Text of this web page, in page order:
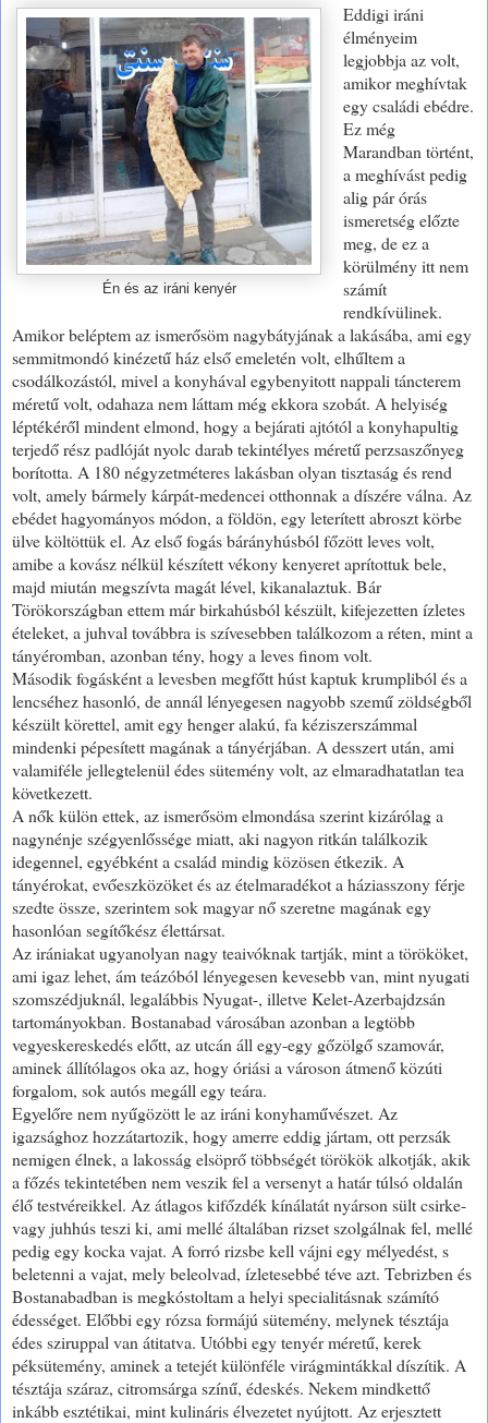
Én és az iráni kenyér
Eddigi iráni
élményeim
legjobbja az volt,
amikor meghívtak
egy családi ebédre.
Ez még
Marandban történt,
a meghívást pedig
alig pár órás
ismeretség előzte
meg, de ez a
körülmény itt nem
számít
rendkívülinek.
Amikor beléptem az ismerősöm nagybátyjának a lakásába, ami egy
semmitmondó kinézetű ház első emeletén volt, elhűltem a
csodálkozástól, mivel a konyhával egybenyitott nappali táncterem
méretű volt, odahaza nem láttam még ekkora szobát. A helyiség
léptékéről mindent elmond, hogy a bejárati ajtótól a konyhapultig
terjedő rész padlóját nyolc darab tekintélyes méretű perzsaszőnyeg
borította. A 180 négyzetméteres lakásban olyan tisztaság és rend
volt, amely bármely kárpát-medencei otthonnak a díszére válna. Az
ebédet hagyományos módon, a földön, egy leterített abroszt körbe
ülve költöttük el. Az első fogás bárányhúsból főzött leves volt,
amibe a kovász nélkül készített vékony kenyeret aprítottuk bele,
majd miután megszívta magát lével, kikanalaztuk. Bár
Törökországban ettem már birkahúsból készült, kifejezetten ízletes
ételeket, a juhval továbbra is szívesebben találkozom a réten, mint a
tányéromban, azonban tény, hogy a leves finom volt.
Második fogásként a levesben megfőtt húst kaptuk krumpliból és a
lencséhez hasonló, de annál lényegesen nagyobb szemű zöldségből
készült körettel, amit egy henger alakú, fa kéziszerszámmal
mindenki pépesített magának a tányérjában. A desszert után, ami
valamiféle jellegtelenül édes sütemény volt, az elmaradhatatlan tea
következett.
A nők külön ettek, az ismerősöm elmondása szerint kizárólag a
nagynénje szégyenlőssége miatt, aki nagyon ritkán találkozik
idegennel, egyébként a család mindig közösen étkezik. A
tányérokat, evőeszközöket és az ételmaradékot a háziasszony férje
szedte össze, szerintem sok magyar nő szeretne magának egy
hasonlóan segítőkész élettársat.
Az irániakat ugyanolyan nagy teaivóknak tartják, mint a törököket,
ami igaz lehet, ám teázóból lényegesen kevesebb van, mint nyugati
szomszédjuknál, legalábbis Nyugat-, illetve Kelet-Azerbajdzsán
tartományokban. Bostanabad városában azonban a legtöbb
vegyeskereskedés előtt, az utcán áll egy-egy gőzölgő szamovár,
aminek állítólagos oka az, hogy óriási a városon átmenő közúti
forgalom, sok autós megáll egy teára.
Egyelőre nem nyűgözött le az iráni konyhaművészet. Az
igazsághoz hozzátartozik, hogy amerre eddig jártam, ott perzsák
nemigen élnek, a lakosság elsöprő többségét törökök alkotják, akik
a főzés tekintetében nem veszik fel a versenyt a határ túlsó oldalán
élő testvéreikkel. Az átlagos kifőzdék kínálatát nyárson sült csirke-
vagy juhhús teszi ki, ami mellé általában rizset szolgálnak fel, mellé
pedig egy kocka vajat. A forró rizsbe kell vájni egy mélyedést, s
beletenni a vajat, mely beleolvad, ízletesebbé téve azt. Tebrizben és
Bostanabadban is megkóstoltam a helyi specialitásnak számító
édességet. Előbbi egy rózsa formájú sütemény, melynek tésztája
édes sziruppal van átitatva. Utóbbi egy tenyér méretű, kerek
péksütemény, aminek a tetejét különféle virágmintákkal díszítik. A
tésztája száraz, citromsárga színű, édeskés. Nekem mindkettő
inkább esztétikai, mint kulináris élvezetet nyújtott. Az erjesztett